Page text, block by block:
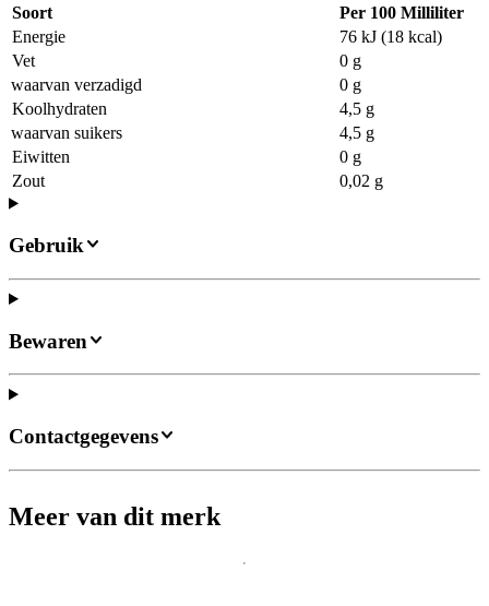
Soort
Per 100 Milliliter
Energie
76 kJ (18 kcal)
Vet
0 g
waarvan verzadigd
0 g
Koolhydraten
4,5 g
waarvan suikers
4,5 g
Eiwitten
0 g
Zout
0,02 g
Gebruik
Bewaren
Contactgegevens
Meer van dit merk